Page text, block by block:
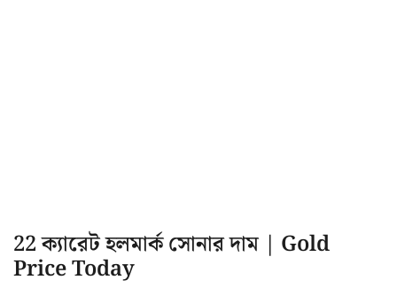
22 ক্যারেট হলমার্ক সোনার দাম | Gold
Price Today